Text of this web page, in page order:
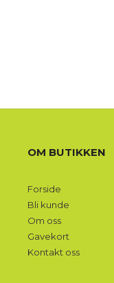
OM BUTIKKEN
Forside
Bli kunde
Om oss
Gavekort
Kontakt oss